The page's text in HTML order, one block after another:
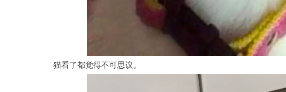
猫看了都觉得不可思议。